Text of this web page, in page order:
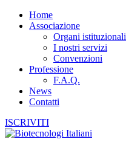
Home
Associazione
Organi istituzionali
I nostri servizi
Convenzioni
Professione
F.A.Q.
News
Contatti
ISCRIVITI